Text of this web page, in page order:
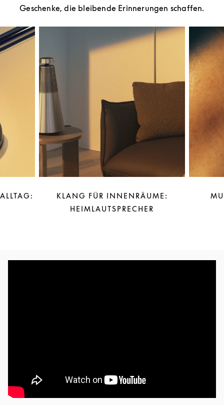
Geschenke, die bleibende Erinnerungen schaffen.
KLANG FÜR INNENRÄUME:
HEIMLAUTSPRECHER